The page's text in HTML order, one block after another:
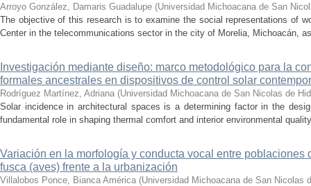
Arroyo González, Damaris Guadalupe (Universidad Michoacana de San
The objective of this research is to examine the social representations of
Center in the telecommunications sector in the city of Morelia, Michoacán,
Investigación mediante diseño: marco metodológico para la
formales ancestrales en dispositivos de control solar
Rodríguez Martínez, Adriana (Universidad Michoacana de San Nicolas de
Solar incidence in architectural spaces is a determining factor in the
fundamental role in shaping thermal comfort and interior environmental
Variación en la morfología y conducta vocal entre poblaciones
fusca (aves) frente a la urbanización
Villalobos Ponce, Bianca América (Universidad Michoacana de San Nicolas